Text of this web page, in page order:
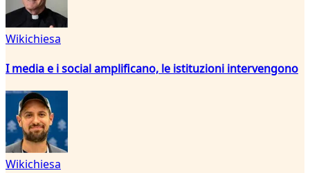
Wikichiesa
I media e i social amplificano, le istituzioni intervengono
Wikichiesa